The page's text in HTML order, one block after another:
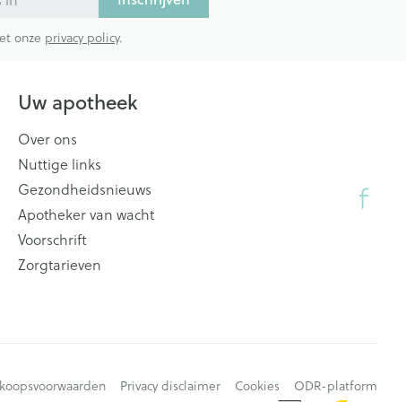
onze privacy policy.
Uw apotheek
Over ons
Nuttige links
Gezondheidsnieuws
Apotheker van wacht
Voorschrift
Zorgtarieven
Privacy disclaimer Cookies ODR-platform